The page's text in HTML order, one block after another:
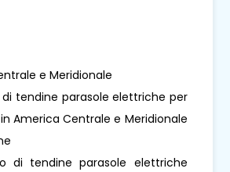
e Meridionale
di tendine parasole elettriche per
America Centrale e Meridionale
di tendine parasole elettriche